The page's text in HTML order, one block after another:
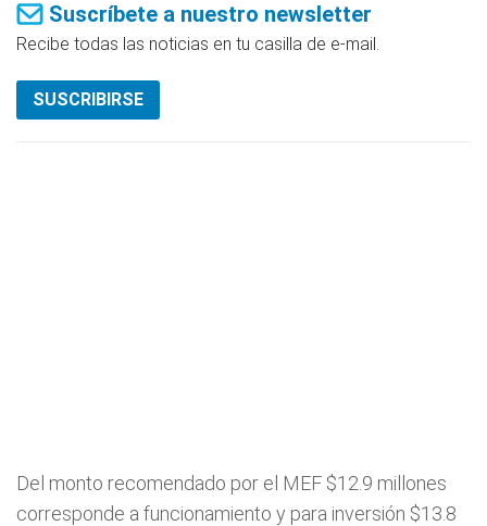
Suscríbete a nuestro newsletter
Recibe todas las noticias en tu casilla de e-mail.
SUSCRIBIRSE
Del monto recomendado por el MEF $12.9 millones
corresponde a funcionamiento y para inversión $13.8